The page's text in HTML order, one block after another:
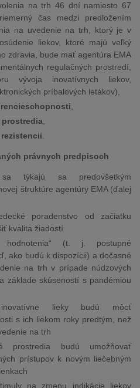
na trh 46 dní namiesto 67
čas medzi predložením
na uvedenie na trh, ktorý je v
liekov, ktoré majú veľký
zdravia, bude mať agentúra EMA
regulačných prostredí,
vývoja inovatívnych liekov,
príbalových letákov),
právnych predpisoch
sa týkajú sa predovšetkým
štruktúre agentúry EMA (ďalej
poradenstvo od začiatku
kvalita žiadostí
hodnotenia“ (t. j. postupné
ako budú k dispozícii) a dočasné
na trh v prípade núdzových
základe skúseností s pandémiou
inovatívne lieky budú môcť
s ich liekom roky predtým, než
na trh
prostredia budú umožňovať
prístupov k novým liečebným
na zmenu indikácie liekov